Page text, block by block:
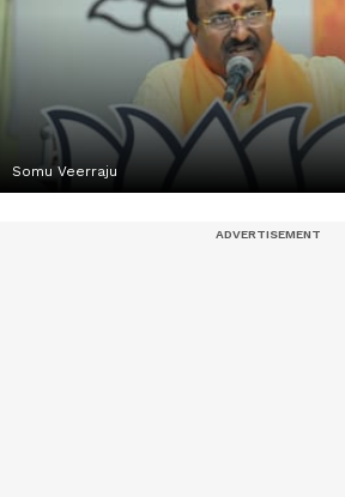
Somu Veerraju